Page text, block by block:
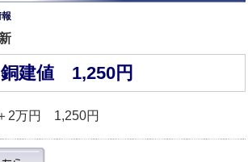
銅建値 1,250円
2万円 1,250円